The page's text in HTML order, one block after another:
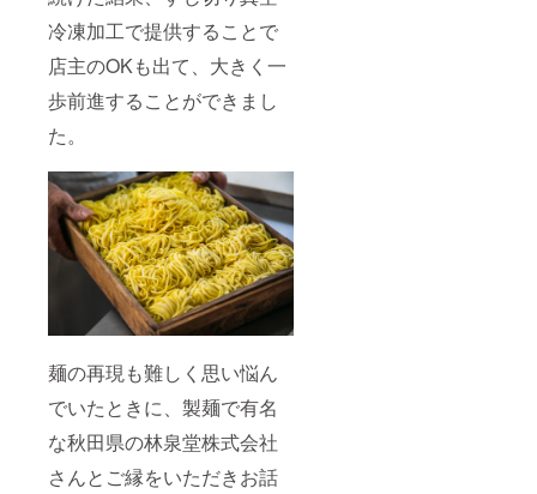
冷凍加工で提供することで
店主のOKも出て、大きく一
歩前進することができまし
た。
麺の再現も難しく思い悩ん
でいたときに、製麺で有名
な秋田県の林泉堂株式会社
さんとご縁をいただきお話